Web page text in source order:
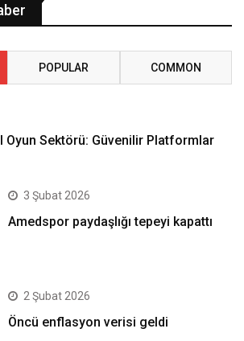
POPULAR COMMON
Oyun Sektörü: Güvenilir Platformlar
3 Şubat 2026
Amedspor paydaşlığı tepeyi kapattı
2 Şubat 2026
Öncü enflasyon verisi geldi